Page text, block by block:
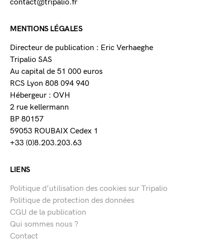
contact@tripalio.fr
MENTIONS LÉGALES
Directeur de publication : Eric Verhaeghe
Tripalio SAS
Au capital de 51 000 euros
RCS Lyon 808 094 940
Hébergeur : OVH
2 rue kellermann
BP 80157
59053 ROUBAIX Cedex 1
+33 (0)8.203.203.63
LIENS
Politique d’utilisation des cookies sur Tripalio
Politique de protection des données
CGU de la publication
Qui sommes nous ?
Contact